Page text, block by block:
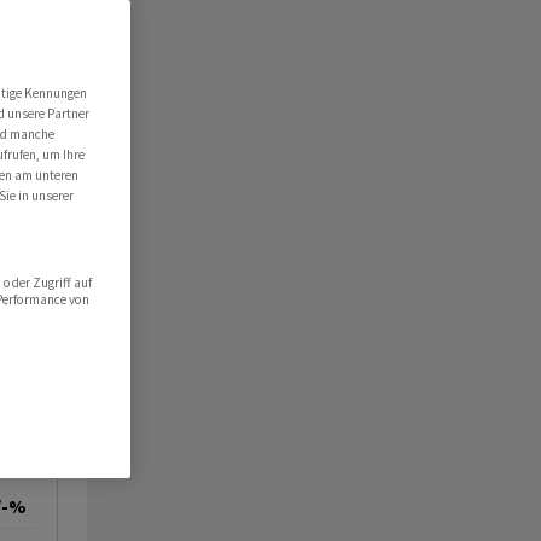
%
Kennungen
unsere Partner
manche
um Ihre
am unteren
in unserer
oder Zugriff auf
von